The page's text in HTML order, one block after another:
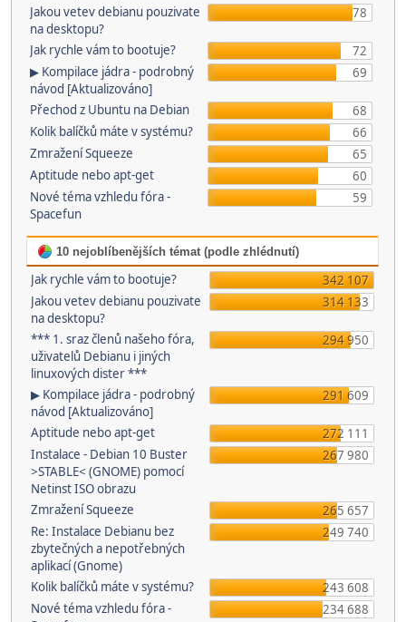
Jakou vetev debianu pouzivate
na desktopu?
78
Jak rychle vám to bootuje?
72
▶ Kompilace jádra - podrobný
návod [Aktualizováno]
69
Přechod z Ubuntu na Debian
68
Kolik balíčků máte v systému?
66
Zmražení Squeeze
65
Aptitude nebo apt-get
60
Nové téma vzhledu fóra -
Spacefun
59
10 nejoblíbenějších témat (podle zhlédnutí)
Jak rychle vám to bootuje?
342 107
Jakou vetev debianu pouzivate
na desktopu?
314 133
*** 1. sraz členů našeho fóra,
uživatelů Debianu i jiných
linuxových dister ***
294 950
▶ Kompilace jádra - podrobný
návod [Aktualizováno]
291 609
Aptitude nebo apt-get
272 111
Instalace - Debian 10 Buster
>STABLE< (GNOME) pomocí
Netinst ISO obrazu
267 980
Zmražení Squeeze
265 657
Re: Instalace Debianu bez
zbytečných a nepotřebných
aplikací (Gnome)
249 740
Kolik balíčků máte v systému?
243 608
Nové téma vzhledu fóra -
234 688